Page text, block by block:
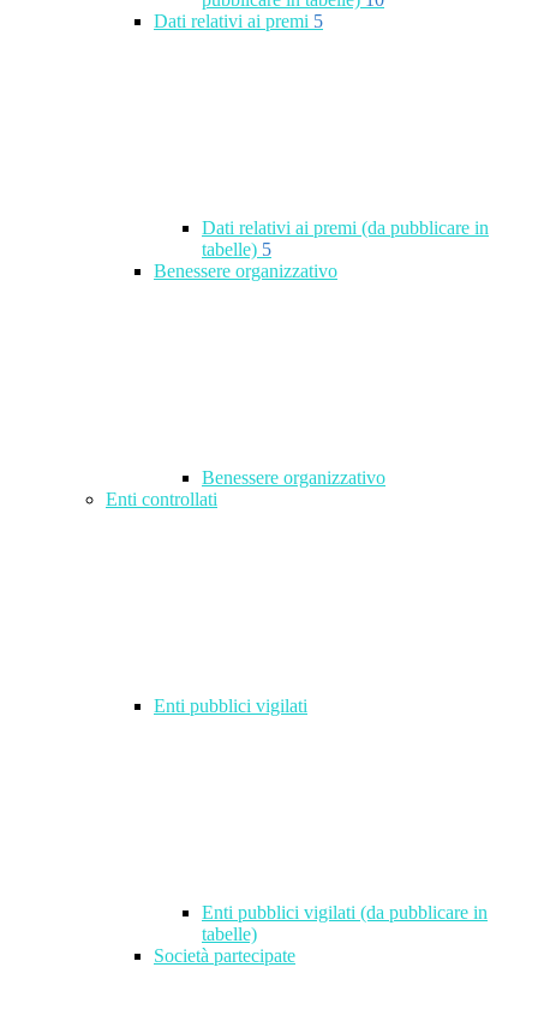
Dati relativi ai premi 5
Dati relativi ai premi (da pubblicare in
tabelle) 5
Benessere organizzativo
Benessere organizzativo
Enti controllati
Enti pubblici vigilati
Enti pubblici vigilati (da pubblicare in
tabelle)
Società partecipate